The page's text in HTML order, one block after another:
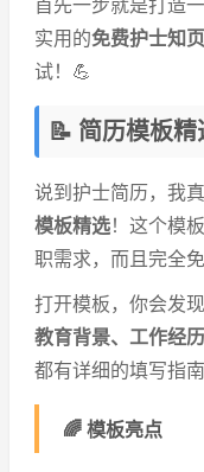
实用的免费护士知
试！💪
📝 简历模板
说到护士简历，我
模板精选！这个模
职需求，而且完全
打开模板，你会发
教育背景、工作经
都有详细的填写指
🌈 模板亮点